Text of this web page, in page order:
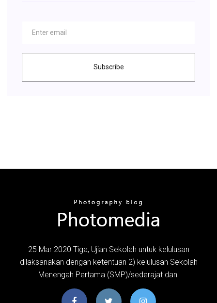
Subscribe
25 Mar 2020 Tiga, Ujian Sekolah untuk kelulusan
dilaksanakan dengan ketentuan 2) kelulusan Sekolah
Menengah Pertama (SMP)/sederajat dan